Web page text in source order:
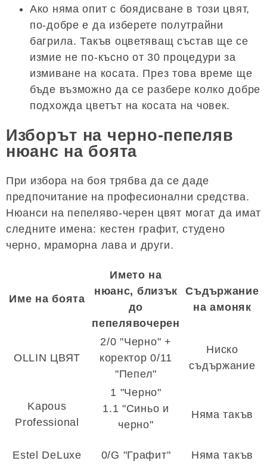
Ако няма опит с боядисване в този цвят,
по-добре е да изберете полутрайни
багрила. Такъв оцветяващ състав ще се
измие не по-късно от 30 процедури за
измиване на косата. През това време ще
бъде възможно да се разбере колко добре
подхожда цветът на косата на човек.
Изборът на черно-пепеляв
нюанс на боята
При избора на боя трябва да се даде
предпочитание на професионални средства.
Нюанси на пепеляво-черен цвят могат да имат
следните имена: кестен графит, студено
черно, мраморна лава и други.
Име на боята
Името на
нюанс, близък
до
пепелявочерен
Съдържание
на амоняк
OLLIN ЦВЯТ
2/0 "Черно" +
коректор 0/11
"Пепел"
Ниско
съдържание
Kapous
Professional
1 "Черно"
1.1 "Синьо и
черно"
Няма такъв
Estel DeLuxe 0/G "Графит"
Няма такъв